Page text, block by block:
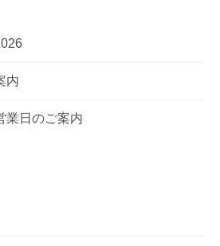
内
業日のご案内